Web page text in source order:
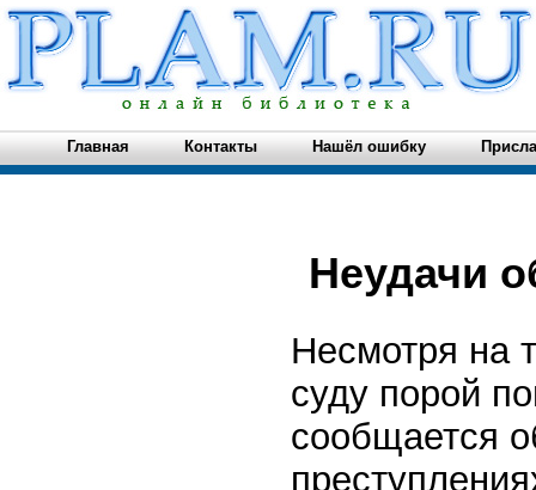
Главная Контакты Нашёл ошибку
Неудачи
Несмотря на
суду порой
сообщается